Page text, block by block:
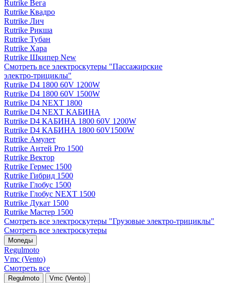
Rutrike Вега
Rutrike Квадро
Rutrike Лич
Rutrike Рикша
Rutrike Тубан
Rutrike Хара
Rutrike Шкипер New
Смотреть все электро­скутеры "Пассажирские
электро‑трициклы"
Rutrike D4 1800 60V 1200W
Rutrike D4 1800 60V 1500W
Rutrike D4 NEXT 1800
Rutrike D4 NEXT КАБИНА
Rutrike D4 КАБИНА 1800 60V 1200W
Rutrike D4 КАБИНА 1800 60V1500W
Rutrike Амулет
Rutrike Антей Pro 1500
Rutrike Вектор
Rutrike Гермес 1500
Rutrike Гибрид 1500
Rutrike Глобус 1500
Rutrike Глобус NEXT 1500
Rutrike Дукат 1500
Rutrike Мастер 1500
Смотреть все электро­скутеры "Грузовые электро‑трициклы"
Смотреть все электро­скутеры
Мопеды
Regulmoto
Vmc (Vento)
Смотреть все
Regulmoto Vmc (Vento)